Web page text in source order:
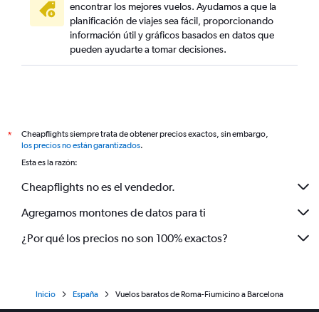
encontrar los mejores vuelos. Ayudamos a que la
planificación de viajes sea fácil, proporcionando
información útil y gráficos basados en datos que
pueden ayudarte a tomar decisiones.
*
Cheapflights siempre trata de obtener precios exactos, sin embargo,
los precios no están garantizados.
Esta es la razón:
Cheapflights no es el vendedor.
Agregamos montones de datos para ti
¿Por qué los precios no son 100% exactos?
Inicio España Vuelos baratos de Roma-Fiumicino a Barcelona